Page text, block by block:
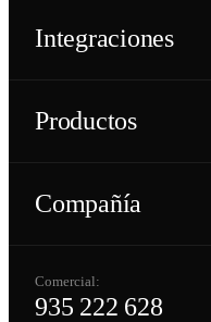
Integraciones
Productos
Compañía
Comercial:
935 222 628